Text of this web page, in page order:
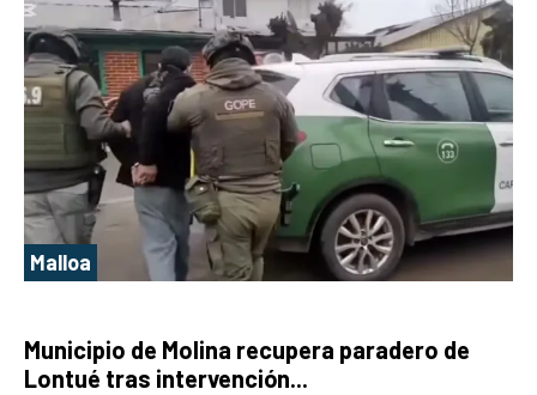
Malloa
Municipio de Molina recupera paradero de
Lontué tras intervención...